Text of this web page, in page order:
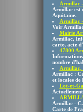
Armillac
Armillac est
Aquitaine.
Armillac
Voir
Mairie
Armillac,
carte, acte
47800
nombre
Armillac,
Armillac :
et locales
Lot-et-
Armillac -
Carte de